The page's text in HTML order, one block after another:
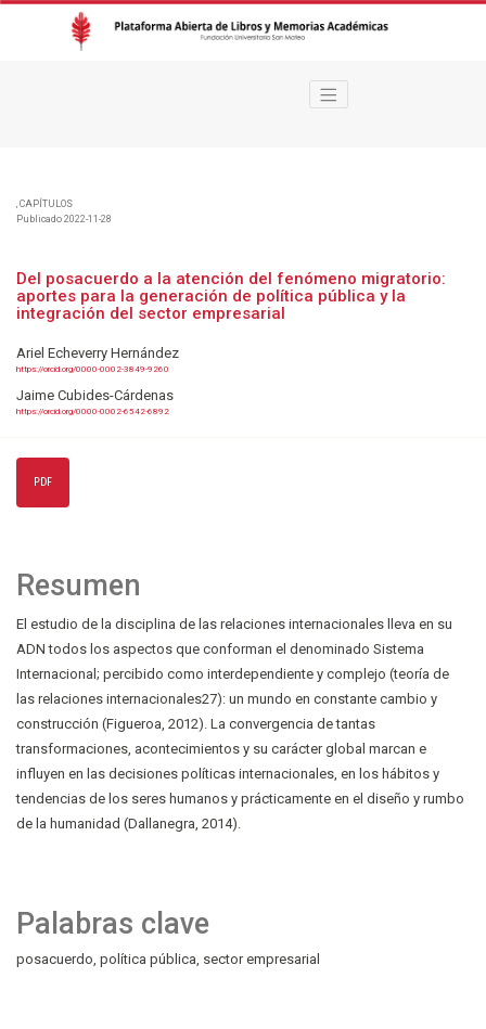
, CAPÍTULOS
Del posacuerdo a la atención del fenómeno migratorio:
aportes para la generación de política pública y la
integración del sector empresarial
Publicado 2022-11-28
Ariel Echeverry Hernández
https://orcid.org/0000-0002-3849-9260
Jaime Cubides-Cárdenas
https://orcid.org/0000-0002-6542-6892
PDF
Palabras clave
posacuerdo política pública sector empresarial
Resumen
El estudio de la disciplina de las relaciones internacionales lleva en su
ADN todos los aspectos que conforman el denominado Sistema
Internacional; percibido como interdependiente y complejo (teoría de
las relaciones internacionales27): un mundo en constante cambio y
construcción (Figueroa, 2012). La convergencia de tantas
transformaciones, acontecimientos y su carácter global marcan e
influyen en las decisiones políticas internacionales, en los hábitos y
tendencias de los seres humanos y prácticamente en el diseño y rumbo
de la humanidad (Dallanegra, 2014).